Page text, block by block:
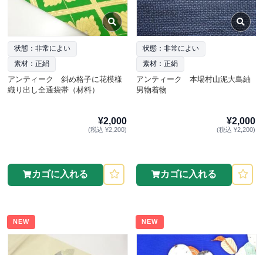
状態：非常によい
素材：正絹
アンティーク 斜め格子に花模様
織り出し全通袋帯（材料）
¥2,000
(税込 ¥2,200)
カゴに入れる
状態：非常によい
素材：正絹
アンティーク 本場村山泥大島紬
男物着物
¥2,000
(税込 ¥2,200)
カゴに入れる
NEW NEW